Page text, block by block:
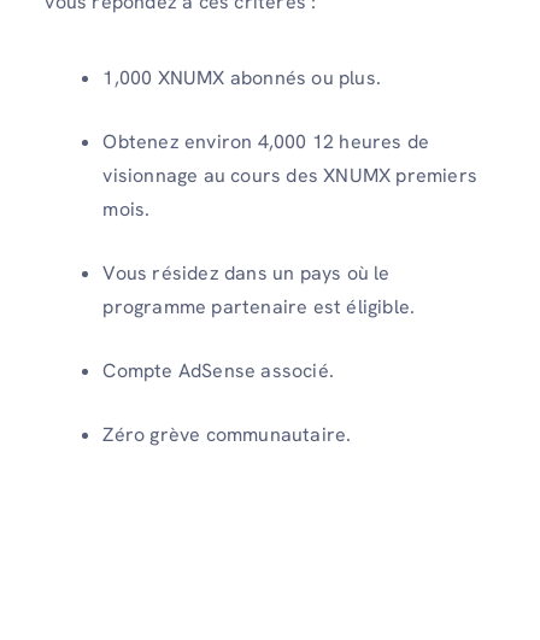
1,000 XNUMX abonnés ou plus.
Obtenez environ 4,000 12 heures de
visionnage au cours des XNUMX premiers
mois.
Vous résidez dans un pays où le
programme partenaire est éligible.
Compte AdSense associé.
Zéro grève communautaire.